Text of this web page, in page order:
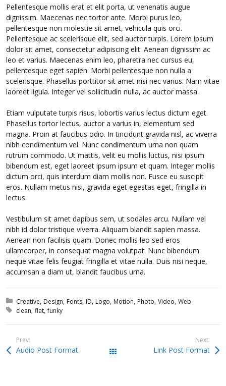
Pellentesque mollis erat et elit porta, ut venenatis augue
dignissim. Maecenas nec tortor ante. Morbi purus leo,
pellentesque non molestie sit amet, vehicula quis orci.
Pellentesque ac scelerisque elit, sed auctor turpis. Lorem ipsum
dolor sit amet, consectetur adipiscing elit. Aenean dignissim ac
leo et varius. Maecenas enim leo, pharetra nec cursus eu,
pellentesque eget sapien. Morbi pellentesque non nulla a
scelerisque. Phasellus porttitor sit amet nisi nec varius. Nam vitae
laoreet ligula. Integer vel sollicitudin nulla, ac auctor massa.
Etiam vulputate turpis risus, lobortis varius lectus dictum eget.
Phasellus tortor lectus, auctor a varius in, elementum sed
magna. Proin at faucibus odio. In tincidunt gravida nisl, ac viverra
nibh condimentum vel. Nunc condimentum urna non quam
rutrum commodo. Ut mattis, velit eu mollis luctus, nisi ipsum
bibendum est, eget laoreet ipsum ipsum et quam. Integer mollis
dictum orci, quis interdum diam mollis non. Fusce eu suscipit
eros. Nullam metus nisi, gravida eget egestas eget, fringilla in
lectus.
Vestibulum sit amet dapibus sem, ut sodales arcu. Nullam vel
nibh id dolor tristique viverra. Aliquam blandit sapien massa.
Aenean non facilisis quam. Donec mollis leo sed eros
ullamcorper, in consequat magna volutpat. Nunc bibendum
neque vitae felis feugiat fringilla et vitae nulla. Duis nisi neque,
accumsan a diam ut, blandit faucibus urna.
Posted in:
Creative Design Fonts ID Logo Motion Photo Video Web
Tagged with:
clean flat funky
Prev:
Audio Post Format
Next:
Link Post Format